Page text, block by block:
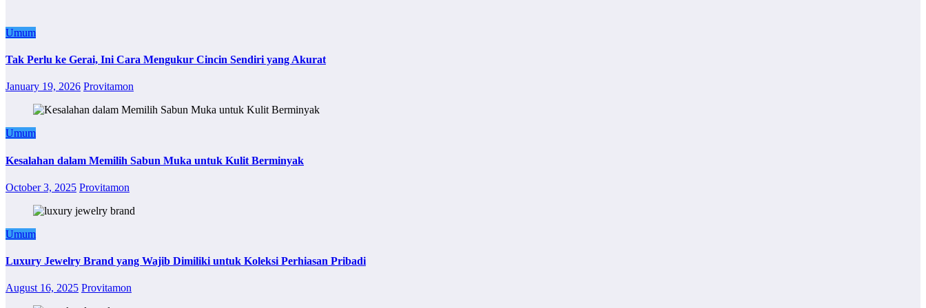
Umum
Tak Perlu ke Gerai, Ini Cara Mengukur Cincin Sendiri yang Akurat
January 19, 2026 Provitamon
Umum
Kesalahan dalam Memilih Sabun Muka untuk Kulit Berminyak
October 3, 2025 Provitamon
Umum
Luxury Jewelry Brand yang Wajib Dimiliki untuk Koleksi Perhiasan Pribadi
August 16, 2025 Provitamon